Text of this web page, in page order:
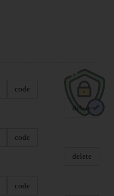
code
delete
code
delete
code